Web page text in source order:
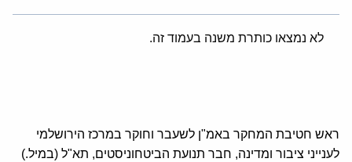
לא נמצאו כותרת משנה בעמוד זה.
ראש חטיבת המחקר באמ"ן לשעבר וחוקר במרכז הירושלמי
לענייני ציבור ומדינה, חבר תנועת הביטחוניסטים, תא"ל (במיל.)